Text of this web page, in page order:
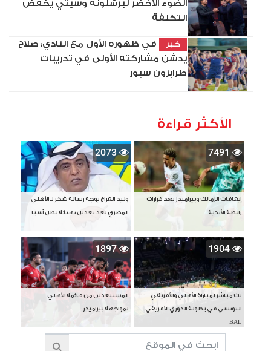
الضوء الأخضر لبرشلونة وسيتي يخفض
التكلفة
خبر
في ظهوره الأول مع النادي: صلاح
يدشن مشاركته الأولى في تدريبات
طرابزون سبور
الأكثر قراءة
7491
إيقافات الزمالك وبيراميدز بعد قرارات
رابطة الأندية
2073
وليد الفراج يوجه رسالة شكر لـ الأهلي
المصري بعد تعديل تهنئة بطل آسيا
1904
بث مباشر لمباراة الأهلي والأفريقي
التونسي في بطولة الدوري الأفريقي
BAL
1897
المستبعدين من قائمة الأهلي
لمواجهة بيراميدز